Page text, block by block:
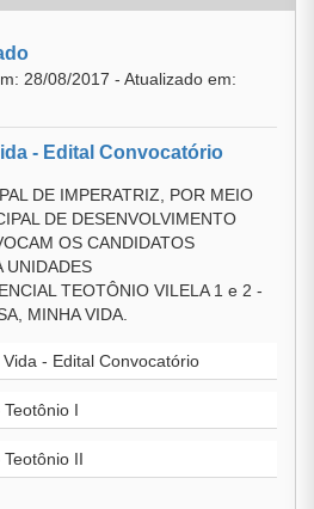
28/08/2017 - Atualizado em:
- Edital Convocatório
DE IMPERATRIZ, POR MEIO
DE DESENVOLVIMENTO
OS CANDIDATOS
UNIDADES
TEOTÔNIO VILELA 1 e 2 -
MINHA VIDA.
- Edital Convocatório
I
II